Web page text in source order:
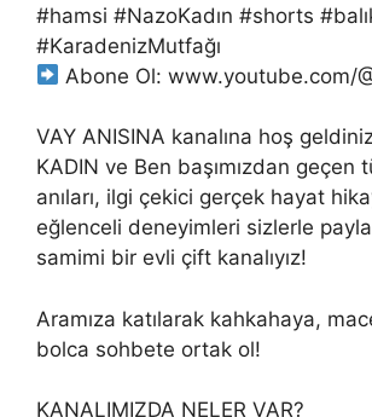
#hamsi #NazoKadın #shorts
#KaradenizMutfağı
Abone Ol: www.youtube.com/
VAY ANISINA kanalına hoş
KADIN ve Ben başımızdan geçen
anıları, ilgi çekici gerçek hayat
eğlenceli deneyimleri sizlerle
samimi bir evli çift kanalıyız!
Aramıza katılarak kahkahaya,
bolca sohbete ortak ol!
KANALIMIZDA NELER VAR?